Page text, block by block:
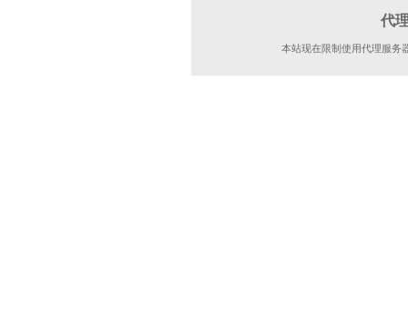
代
本站现在限制使用代理服务